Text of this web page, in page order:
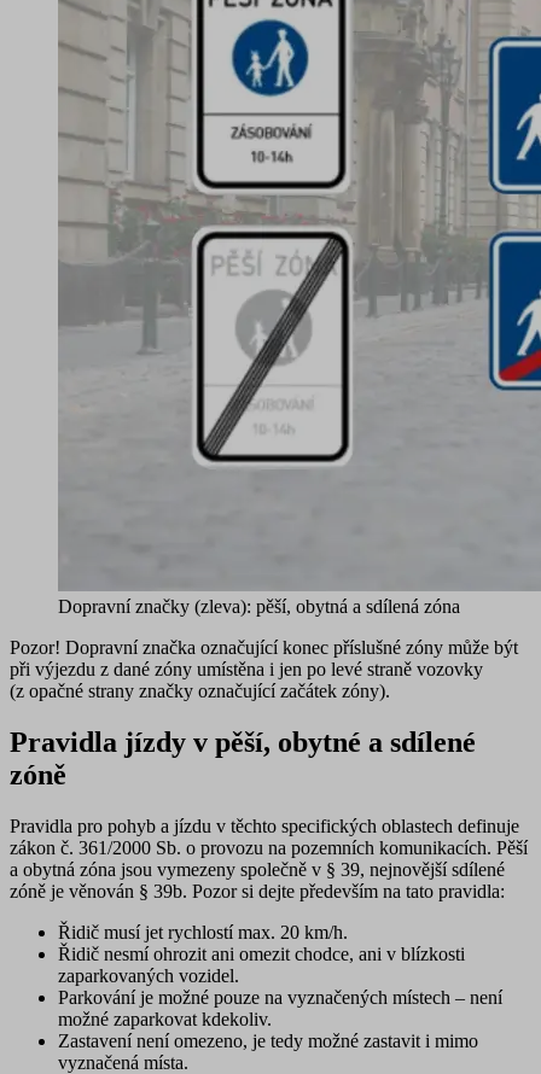
Dopravní značky (zleva): pěší, obytná a sdílená zóna
Pozor! Dopravní značka označující konec příslušné zóny může být
při výjezdu z dané zóny umístěna i jen po levé straně vozovky
(z opačné strany značky označující začátek zóny).
Pravidla jízdy v pěší, obytné a sdílené
zóně
Pravidla pro pohyb a jízdu v těchto specifických oblastech definuje
zákon č. 361/2000 Sb. o provozu na pozemních komunikacích. Pěší
a obytná zóna jsou vymezeny společně v § 39, nejnovější sdílené
zóně je věnován § 39b. Pozor si dejte především na tato pravidla:
Řidič musí jet rychlostí max. 20 km/h.
Řidič nesmí ohrozit ani omezit chodce, ani v blízkosti
zaparkovaných vozidel.
Parkování je možné pouze na vyznačených místech – není
možné zaparkovat kdekoliv.
Zastavení není omezeno, je tedy možné zastavit i mimo
vyznačená místa.